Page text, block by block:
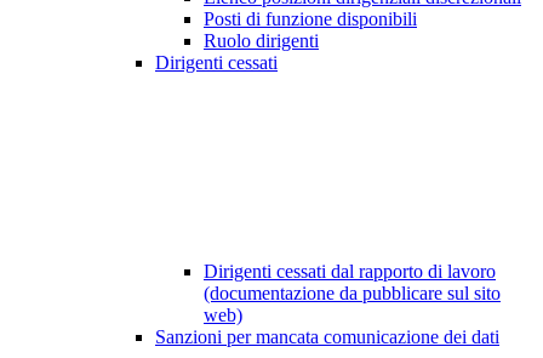
Posti di funzione disponibili
Ruolo dirigenti
Dirigenti cessati
Dirigenti cessati dal rapporto di lavoro
(documentazione da pubblicare sul sito
web)
Sanzioni per mancata comunicazione dei dati